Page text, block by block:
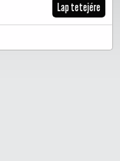
Lap tetejére